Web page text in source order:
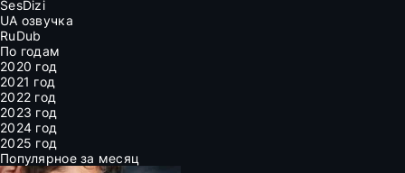
SesDizi
UA озвучка
RuDub
По годам
2020 год
2021 год
2022 год
2023 год
2024 год
2025 год
Популярное за месяц